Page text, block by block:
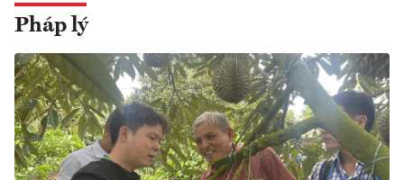
Pháp lý